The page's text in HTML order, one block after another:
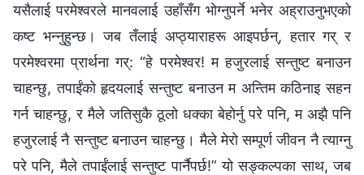
यसैलाई परमेश्‍वरले मानवलाई उहाँसँग भोग्नुपर्ने भनेर अह्राउनुभएको
कष्ट भन्नुहुन्छ। जब तँलाई अप्ठ्याराहरू आइपर्छन्, हतार गर् र
परमेश्‍वरमा प्रार्थना गर्: “हे परमेश्‍वर! म हजुरलाई सन्तुष्ट बनाउन
चाहन्छु, तपाईंको हृदयलाई सन्तुष्ट बनाउन म अन्तिम कठिनाइ सहन
गर्न चाहन्छु, र मैले जतिसुकै ठूलो धक्का बेहोर्नु परे पनि, म अझै पनि
हजुरलाई नै सन्तुष्ट बनाउन चाहन्छु। मैले मेरो सम्पूर्ण जीवन नै त्याग्‍नु
परे पनि, मैले तपाईंलाई सन्तुष्ट पार्नैपर्छ!” यो सङ्कल्पका साथ, जब